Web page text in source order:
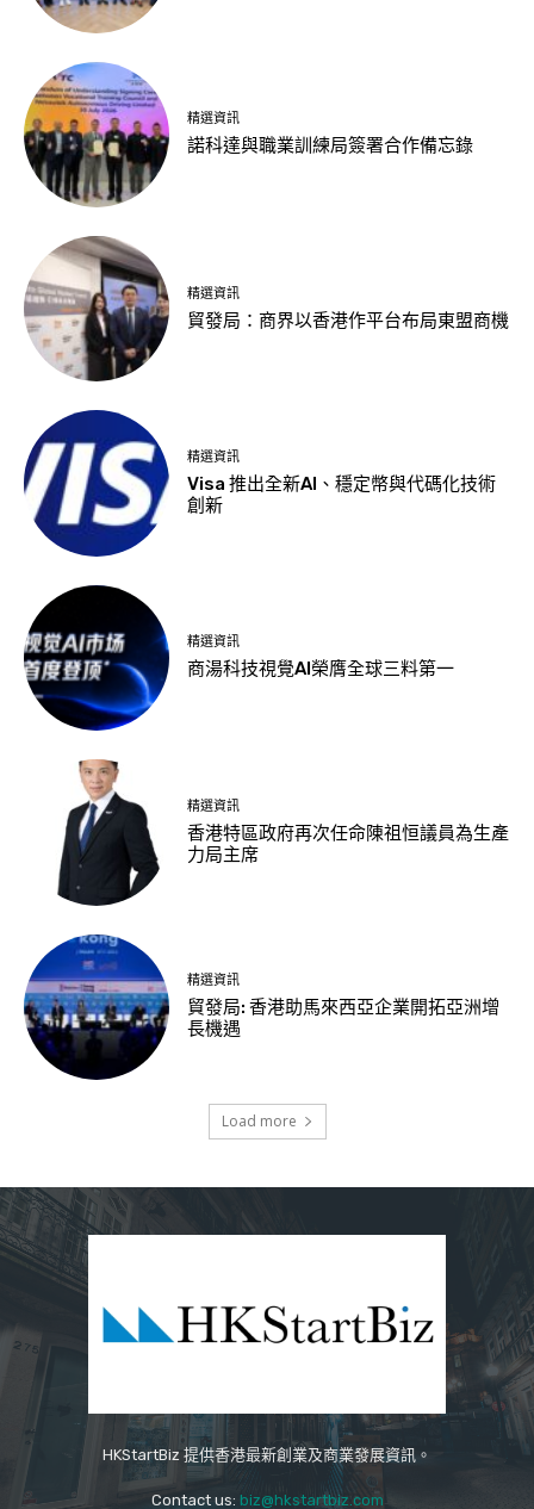
精選資訊
諾科達與職業訓練局簽署合作備忘錄
精選資訊
貿發局：商界以香港作平台布局東盟商機
精選資訊
Visa 推出全新AI、穩定幣與代碼化技術
創新
精選資訊
商湯科技視覺AI榮膺全球三料第一
精選資訊
香港特區政府再次任命陳祖恒議員為生產
力局主席
精選資訊
貿發局: 香港助馬來西亞企業開拓亞洲增
長機遇
Load more
HKStartBiz 提供香港最新創業及商業發展資訊。
Contact us: biz@hkstartbiz.com